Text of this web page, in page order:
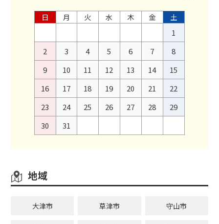
日 月 火 水 木 金
土
1
2
3 4 5 6 7
8
9
10 11 12 13 14
15
16
17 18 19 20 21
22
23
24 25 26 27 28
29
30
31
地域
大津市 草津市 守山市